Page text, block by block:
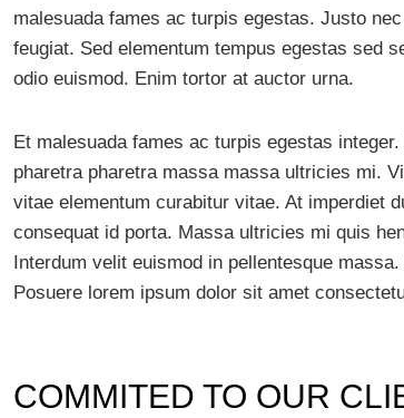
malesuada fames ac turpis egestas. Justo
feugiat. Sed elementum tempus egestas sed
odio euismod. Enim tortor at auctor urna.
Et malesuada fames ac turpis egestas
pharetra pharetra massa massa ultricies mi.
vitae elementum curabitur vitae. At imperdiet
consequat id porta. Massa ultricies mi quis
Interdum velit euismod in pellentesque
Posuere lorem ipsum dolor sit amet
COMMITED TO OUR